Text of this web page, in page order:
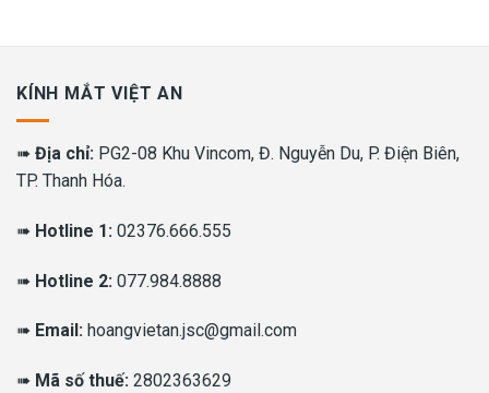
KÍNH MẮT VIỆT AN
➠ Địa chỉ: PG2-08 Khu Vincom, Đ. Nguyễn Du, P. Điện Biên,
TP. Thanh Hóa.
➠ Hotline 1: 02376.666.555
➠ Hotline 2: 077.984.8888
➠ Email: hoangvietan.jsc@gmail.com
➠ Mã số thuế: 2802363629